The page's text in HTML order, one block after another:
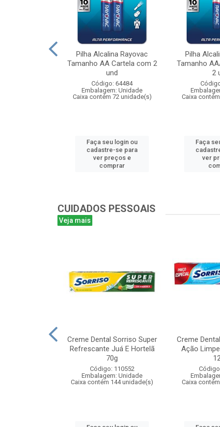
Pilha Alcalina Rayovac
Tamanho AA Cartela com 2
und
Código: 64484
Embalagem: Unidade
Caixa contém 72 unidade(s)
Faça seu login ou
cadastre-se para
ver preços e
comprar
Pilha
Tamanho
2
Caixa
Faça
ver
CUIDADOS PESSOAIS
Veja mais
Creme Dental Sorriso Super
Refrescante Juá E Hortelã
70g
Código: 110552
Embalagem: Unidade
Caixa contém 144 unidade(s)
Creme
Ação
Caixa